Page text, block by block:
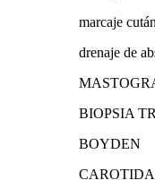
marcaje
drenaje de
BIOPSIA
BOYDEN